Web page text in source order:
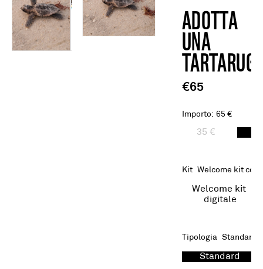
ADOTTA
UNA
€65
Importo: 65 €
35 €
Kit Welcome kit con
Welcome kit
digitale
Tipologia Standard
Standard